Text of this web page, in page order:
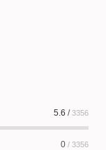
5.6 /3356
0 / 3356